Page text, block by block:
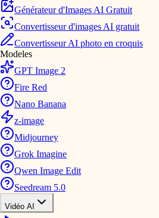
Générateur d'Images AI Gratuit
Convertisseur d'images AI gratuit
Convertisseur AI photo en croquis
Modeles
GPT Image 2
Fire Red
Nano Banana
z-image
Midjourney
Grok Imagine
Qwen Image Edit
Seedream 5.0
Vidéo AI